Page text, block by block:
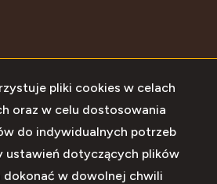
pliki cookies w celach
oraz w celu dostosowania
do indywidualnych potrzeb
ustawień dotyczących plików
dokonać w dowolnej chwili